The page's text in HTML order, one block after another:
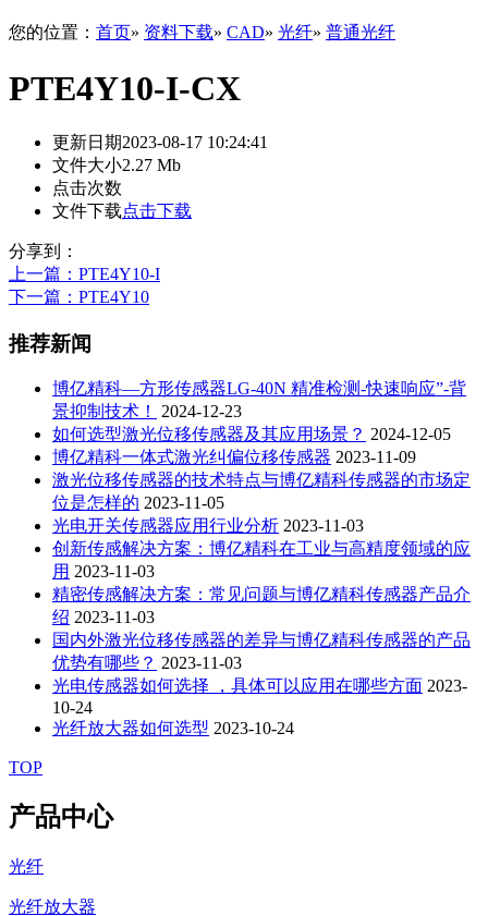
您的位置： 首页» 资料下载» CAD» 光纤» 普通光纤
PTE4Y10-I-CX
更新日期2023-08-17 10:24:41
文件大小2.27 Mb
点击次数
文件下载点击下载
分享到：
上一篇 ：PTE4Y10-I
下一篇 ：PTE4Y10
推荐新闻
博亿精科—方形传感器LG-40N 精准检测-快速响应”-背
景抑制技术！
2024-12-23
如何选型激光位移传感器及其应用场景？ 2024-12-05
博亿精科一体式激光纠偏位移传感器 2023-11-09
激光位移传感器的技术特点与博亿精科传感器的市场定
位是怎样的 2023-11-05
光电开关传感器应用行业分析 2023-11-03
创新传感解决方案：博亿精科在工业与高精度领域的应
用 2023-11-03
精密传感解决方案：常见问题与博亿精科传感器产品介
绍 2023-11-03
国内外激光位移传感器的差异与博亿精科传感器的产品
优势有哪些？ 2023-11-03
光电传感器如何选择 ，具体可以应用在哪些方面 2023-
10-24
光纤放大器如何选型 2023-10-24
TOP
产品中心
光纤
光纤放大器